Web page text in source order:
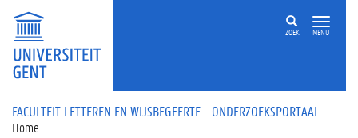
Overslaan en naar de inhoud gaan
ZOEK MENU
FACULTEIT LETTEREN EN WIJSBEGEERTE - ONDERZOEKSPORTAAL
Home